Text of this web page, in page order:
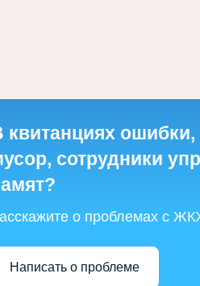
квитанциях
сотрудники
о проблемах с
Написать о проблеме